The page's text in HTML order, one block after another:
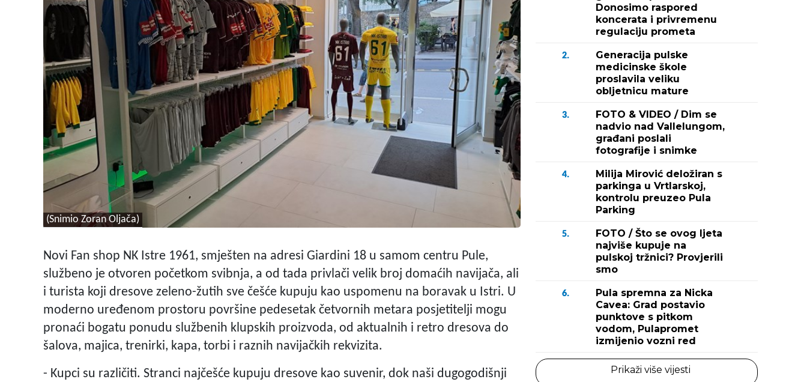
(Snimio Zoran Oljača)
Novi Fan shop NK Istre 1961, smješten na adresi Giardini 18 u samom centru Pule,
službeno je otvoren početkom svibnja, a od tada privlači velik broj domaćih navijača, ali
i turista koji dresove zeleno-žutih sve češće kupuju kao uspomenu na boravak u Istri. U
moderno uređenom prostoru površine pedesetak četvornih metara posjetitelji mogu
pronaći bogatu ponudu službenih klupskih proizvoda, od aktualnih i retro dresova do
šalova, majica, trenirki, kapa, torbi i raznih navijačkih rekvizita.
- Kupci su različiti. Stranci najčešće kupuju dresove kao suvenir, dok naši dugogodišnji
Donosimo raspored
koncerata i privremenu
regulaciju prometa
2.
Generacija pulske
medicinske škole
proslavila veliku
obljetnicu mature
3.
FOTO & VIDEO / Dim se
nadvio nad Vallelungom,
građani poslali
fotografije i snimke
4.
Milija Mirović deložiran s
parkinga u Vrtlarskoj,
kontrolu preuzeo Pula
Parking
5.
FOTO / Što se ovog ljeta
najviše kupuje na
pulskoj tržnici? Provjerili
smo
6.
Pula spremna za Nicka
Cavea: Grad postavio
punktove s pitkom
vodom, Pulapromet
izmijenio vozni red
Prikaži više vijesti